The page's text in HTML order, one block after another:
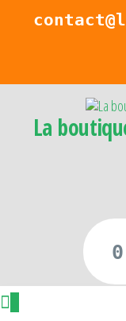
Passer
La